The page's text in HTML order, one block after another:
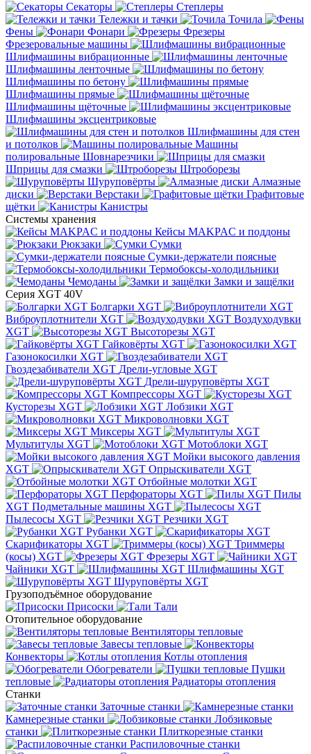
Секаторы
Степлеры
Тележки и тачки
Точила
Фены
Фонари
Фрезеры
Фрезеровальные машины
Шлифмашины вибрационные
Шлифмашины ленточные
Шлифмашины по бетону
Шлифмашины прямые
Шлифмашины щёточные
Шлифмашины эксцентриковые
Шлифмашины для стен
и потолков
Машины
полировальные Шовнарезчики
Шприцы для смазки
Штроборезы
Шуруповёрты
Алмазные
диски
Верстаки
Графитовые
щётки
Канистры
Системы хранения
Кейсы MAKPAC и поддоны
Рюкзаки
Сумки
Сумки-держатели поясные
Термобоксы-холодильники
Чемоданы
Замки и защёлки
Серия XGT 40V
Болгарки XGT
Виброуплотнители XGT
Воздуходувки
XGT
Высоторезы XGT
Гайковёрты XGT
Газонокосилки XGT
Гвоздезабиватели XGT Дрели-угловые XGT
Дрели-шуруповёрты XGT
Компрессоры XGT
Кусторезы XGT
Лобзики XGT
Микроволновки XGT
Миксеры XGT
Мультитулы XGT
Мотоблоки XGT
Мойки высокого давления
XGT
Опрыскиватели XGT
Отбойные молотки XGT
Перфораторы XGT
Пилы
XGT Подметальные машины XGT
Пылесосы XGT
Резчики XGT
Рубанки XGT
Скарификаторы XGT
Триммеры
(косы) XGT
Фрезеры XGT
Чайники XGT
Шлифмашины XGT
Шуруповёрты XGT
Грузоподъёмное оборудование
Присоски
Тали
Отопительное оборудование
Вентиляторы тепловые
Завесы тепловые
Конвекторы
Котлы отопления
Обогреватели
Пушки
тепловые
Радиаторы отопления
Станки
Заточные станки
Камнерезные станки
Лобзиковые
станки
Плиткорезные станки
Распиловочные станки